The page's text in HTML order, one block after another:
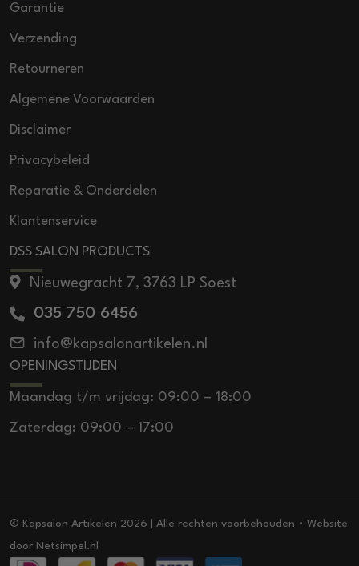
Garantie
Verzending
Retourneren
Algemene Voorwaarden
Disclaimer
Privacybeleid
Reparatie & Onderdelen
Klantenservice
DSS SALON PRODUCTS
Nieuwegracht 7, 3763 LP Soest
035 750 6456
info@kapsalonartikelen.nl
OPENINGSTIJDEN
Maandag t/m vrijdag: 09:00 – 18:00
Zaterdag: 09:00 – 17:00
© Kapsalon Artikelen 2026 | Alle rechten voorbehouden • Website
door Netsimpel.nl